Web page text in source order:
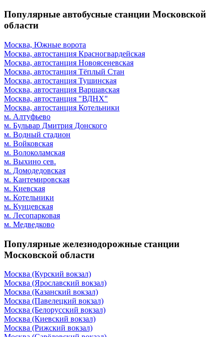
Популярные автобусные станции Московской
области
Москва, Южные ворота
Москва, автостанция Красногвардейская
Москва, автостанция Новоясеневская
Москва, автостанция Тёплый Стан
Москва, автостанция Тушинская
Москва, автостанция Варшавская
Москва, автостанция "ВДНХ"
Москва, автостанция Котельники
м. Алтуфьево
м. Бульвар Дмитрия Донского
м. Водный стадион
м. Войковская
м. Волоколамская
м. Выхино сев.
м. Домодедовская
м. Кантемировская
м. Киевская
м. Котельники
м. Кунцевская
м. Лесопарковая
м. Медведково
Популярные железнодорожные станции
Московской области
Москва (Курский вокзал)
Москва (Ярославский вокзал)
Москва (Казанский вокзал)
Москва (Павелецкий вокзал)
Москва (Белорусский вокзал)
Москва (Киевский вокзал)
Москва (Рижский вокзал)